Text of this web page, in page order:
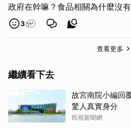
政府在幹嘛？食品相關為什麼沒
3
查看更多
繼續看下去
故宮南院小編回
驚人真實身分
民視新聞網